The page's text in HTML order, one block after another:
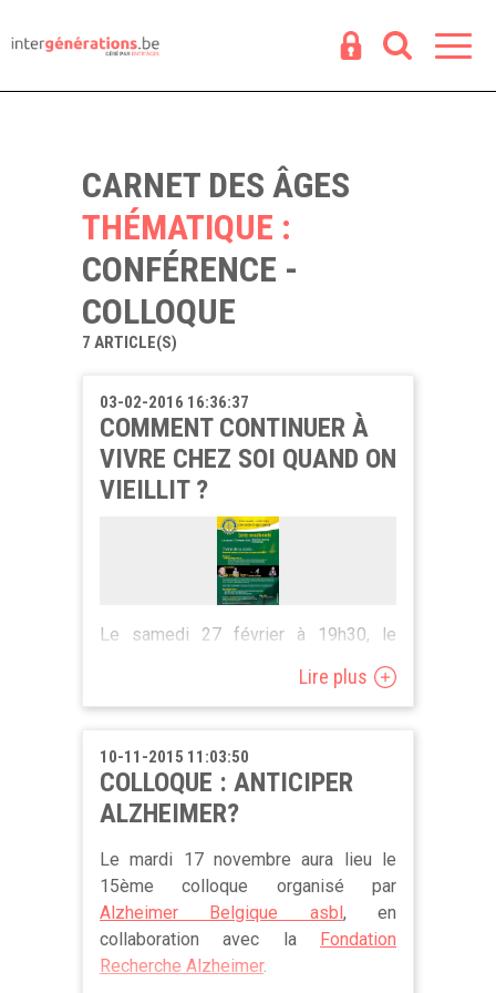
CARNET DES ÂGES
THÉMATIQUE :
CONFÉRENCE -
COLLOQUE
7 ARTICLE(S)
03-02-2016 16:36:37
COMMENT CONTINUER À
VIVRE CHEZ SOI QUAND ON
VIEILLIT ?
Le samedi 27 février à 19h30, le
Rotary-Club Malmedy vous invite à
une soirée sur le thème "Comment
continuer à vivre chez soi quand on
Mills, Avenue de la Libération à
Malmedy.
Au Programme
Pièce de théâtre « Six pied sur terre »
par Jean-Luc Piraux
Lire plus
10-11-2015 11:03:50
COLLOQUE : ANTICIPER
ALZHEIMER?
Le mardi 17 novembre aura lieu le
15ème colloque organisé par
Alzheimer Belgique asbl, en
collaboration avec la Fondation
Recherche Alzheimer.